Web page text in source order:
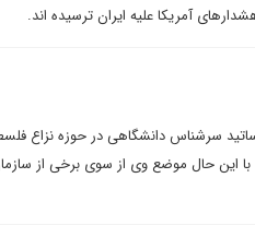
آمریکا علیه ایران ترسیده اند.
سرشناس دانشگاهی در حوزه نزاع
این حال موضع وی از سوی برخی از